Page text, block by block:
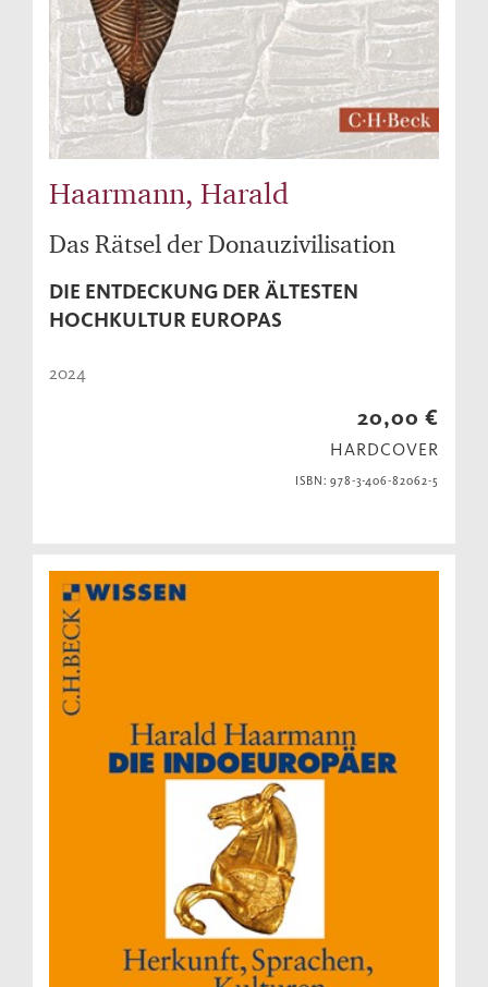
Haarmann, Harald
Das Rätsel der Donauzivilisation
DIE ENTDECKUNG DER ÄLTESTEN
HOCHKULTUR EUROPAS
2024
20,00 €
HARDCOVER
ISBN: 978-3-406-82062-5